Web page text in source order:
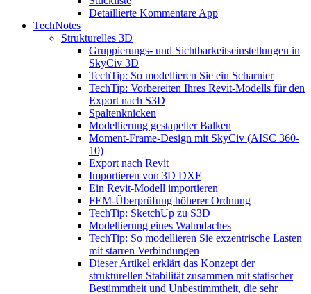
Detaillierte Kommentare App
TechNotes
Strukturelles 3D
Gruppierungs- und Sichtbarkeitseinstellungen in
SkyCiv 3D
TechTip: So modellieren Sie ein Scharnier
TechTip: Vorbereiten Ihres Revit-Modells für den
Export nach S3D
Spaltenknicken
Modellierung gestapelter Balken
Moment-Frame-Design mit SkyCiv (AISC 360-
10)
Export nach Revit
Importieren von 3D DXF
Ein Revit-Modell importieren
FEM-Überprüfung höherer Ordnung
TechTip: SketchUp zu S3D
Modellierung eines Walmdaches
TechTip: So modellieren Sie exzentrische Lasten
mit starren Verbindungen
Dieser Artikel erklärt das Konzept der
strukturellen Stabilität zusammen mit statischer
Bestimmtheit und Unbestimmtheit, die sehr